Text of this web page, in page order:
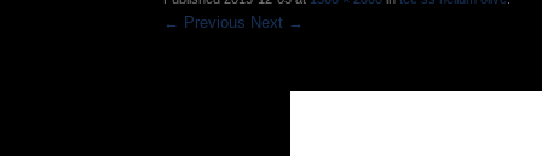
← Previous Next →